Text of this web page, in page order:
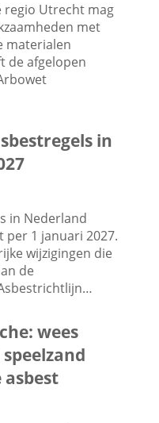
regio Utrecht mag
met
materialen
de afgelopen
in
in Nederland
per 1 januari 2027.
wijzigingen die
de
wees